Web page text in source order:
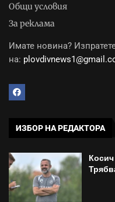
Общи условия
За реклама
Имате новина?
на:
ИЗБОР НА РЕДАКТОРА
Косич